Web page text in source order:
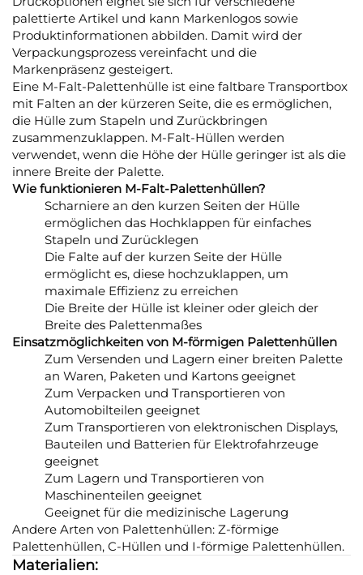
palettierte Artikel und kann Markenlogos sowie
Produktinformationen abbilden. Damit wird der
Verpackungsprozess vereinfacht und die
Markenpräsenz gesteigert.
Eine M-Falt-Palettenhülle ist eine faltbare Transportbox
mit Falten an der kürzeren Seite, die es ermöglichen,
die Hülle zum Stapeln und Zurückbringen
zusammenzuklappen. M-Falt-Hüllen werden
verwendet, wenn die Höhe der Hülle geringer ist als die
innere Breite der Palette.
Wie funktionieren M-Falt-Palettenhüllen?
Scharniere an den kurzen Seiten der Hülle
ermöglichen das Hochklappen für einfaches
Stapeln und Zurücklegen
Die Falte auf der kurzen Seite der Hülle
ermöglicht es, diese hochzuklappen, um
maximale Effizienz zu erreichen
Die Breite der Hülle ist kleiner oder gleich der
Breite des Palettenmaßes
Einsatzmöglichkeiten von M-förmigen Palettenhüllen
Zum Versenden und Lagern einer breiten Palette
an Waren, Paketen und Kartons geeignet
Zum Verpacken und Transportieren von
Automobilteilen geeignet
Zum Transportieren von elektronischen Displays,
Bauteilen und Batterien für Elektrofahrzeuge
geeignet
Zum Lagern und Transportieren von
Maschinenteilen geeignet
Geeignet für die medizinische Lagerung
Andere Arten von Palettenhüllen: Z-förmige
Palettenhüllen, C-Hüllen und I-förmige Palettenhüllen.
Materialien: